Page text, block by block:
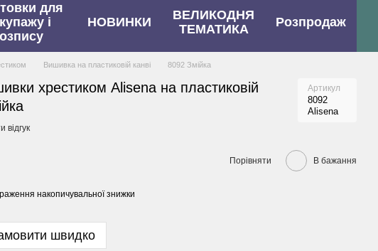
для
і
НОВИНКИ
ВЕЛИКОДНЯ
ТЕМАТИКА
Розпродаж
Вишивка на пластиковій канві 8092 Змійка
хрестиком Alisena на пластиковій
Артикул
8092
Alisena
відгук
Порівняти В бажання
накопичувальної знижки
швидко